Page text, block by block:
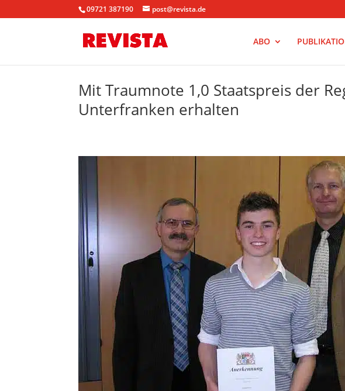
09721 387190 post@revista.de
ABO
Mit Traumnote 1,0 Staatspreis der
Unterfranken erhalten